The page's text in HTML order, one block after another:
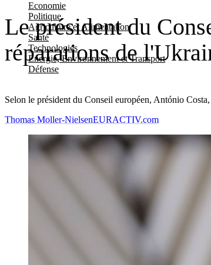
Economie
Politique
Agriculture et Alimentation
Santé
Technologies
Energie, Environnement et Transport
Défense
Le président du
réparations de
Selon le président du Conseil européen, António
Thomas Moller-NielsenEURACTIV.com